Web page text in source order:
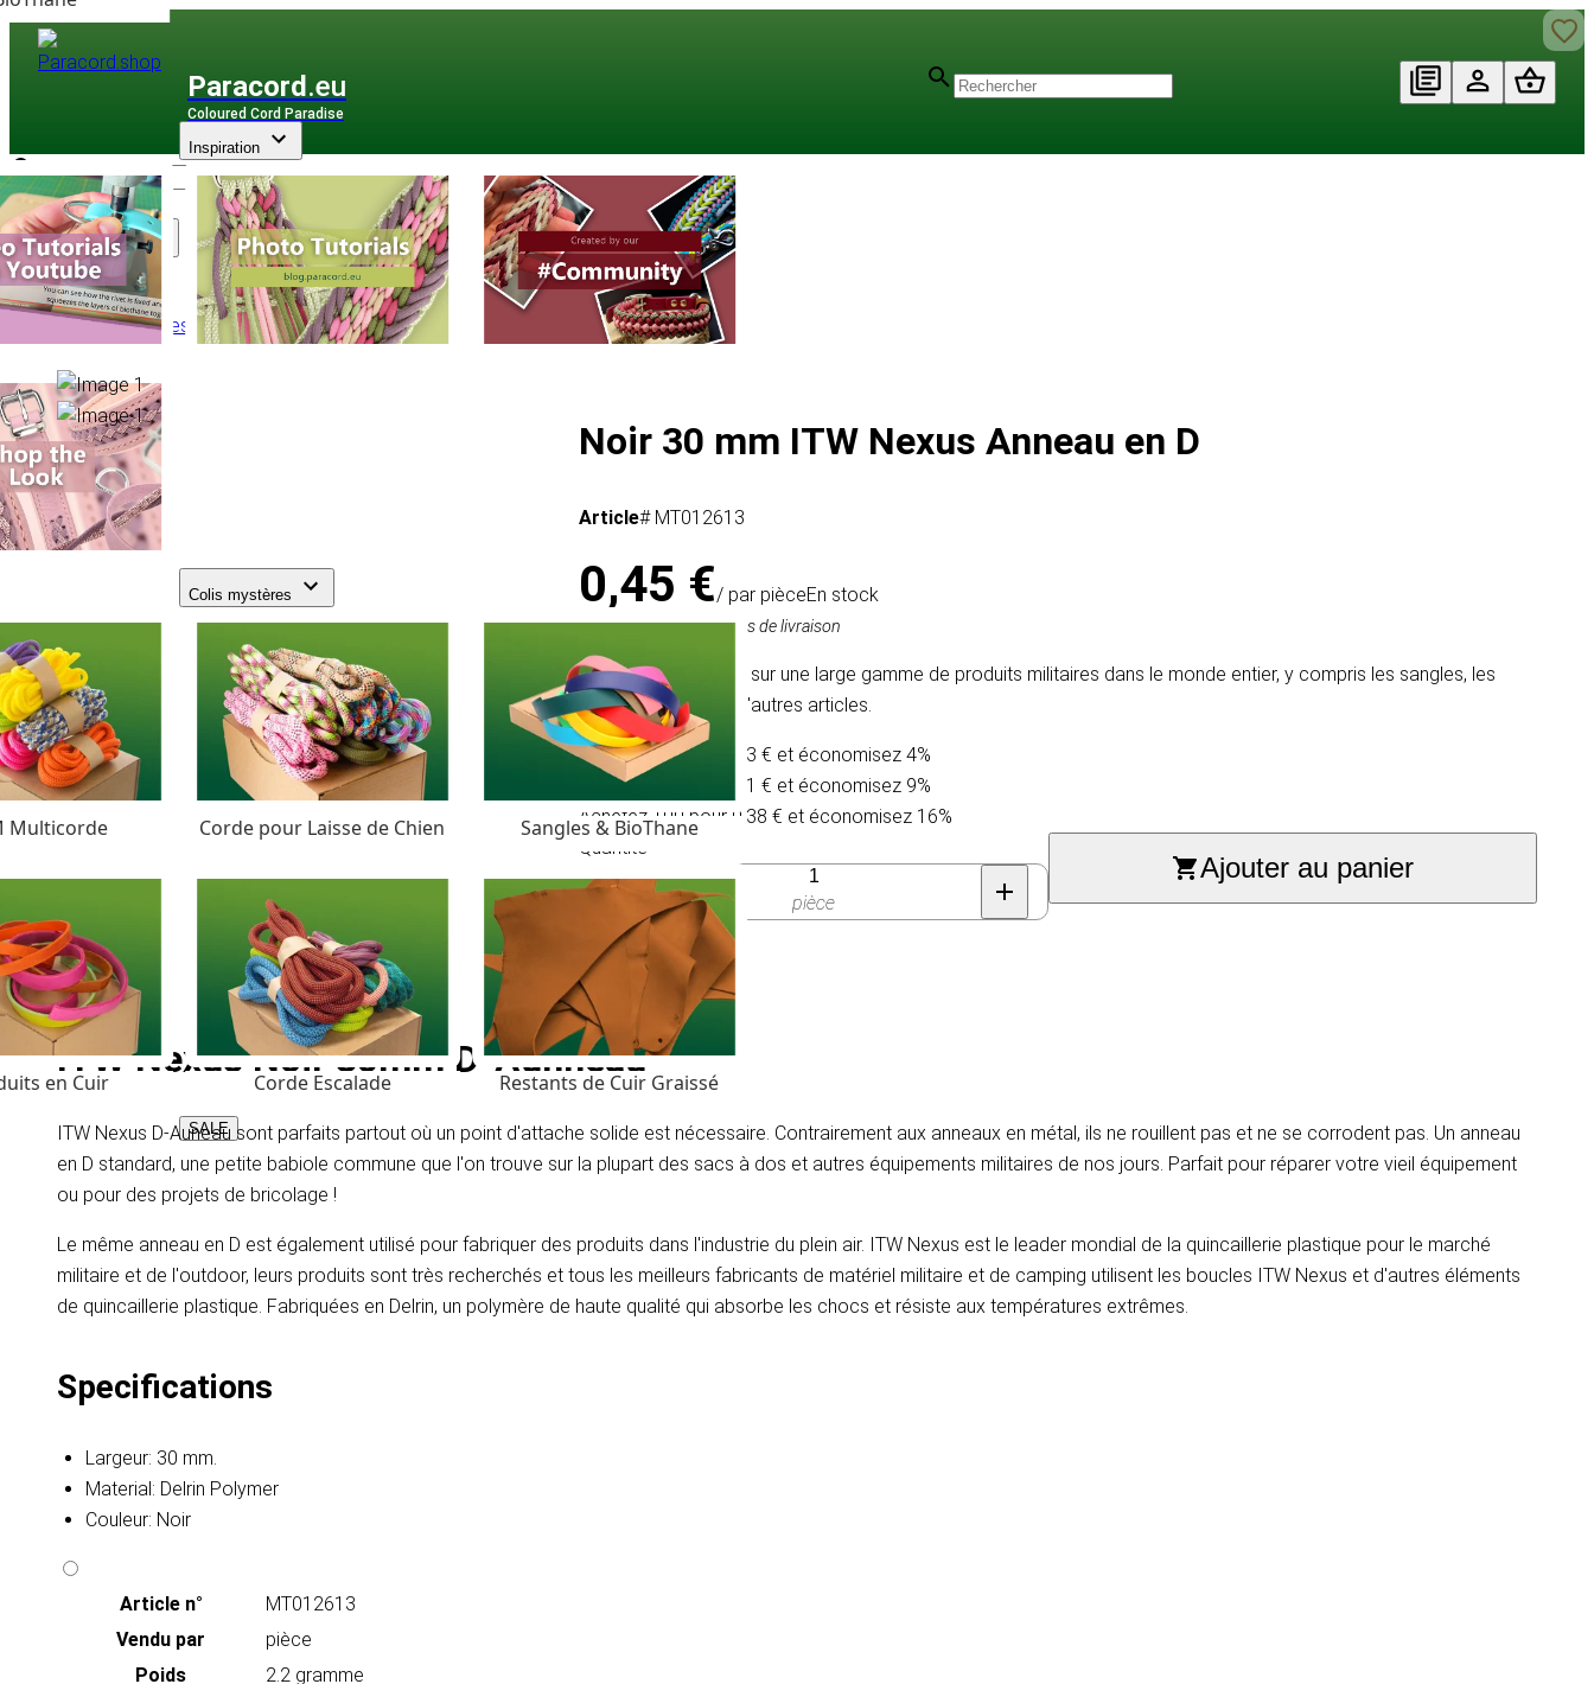
Paracord .eu
Coloured Cord Paradise
Assortiment
Inspiration
Colis mystères
Multicorde Corde pour Laisse de Chien Sangles & BioThane
en Cuir Corde Escalade Restants de Cuir Graissé
SALE
Accessoires Anneaux/Anneaux en D
Noir 30 mm ITW Nexus Anneau en D
Article# MT012613
0,45 €/ par pièceEn stock
TVA comprise, hors frais de livraison
Ce produit est utilisé sur une large gamme de produits militaires dans le monde entier, y compris les sangles, les
sacs à dos et bien d'autres articles.
Achetez 10 pour 0,43 € et économisez 4%
Achetez 50 pour 0,41 € et économisez 9%
Achetez 100 pour 0,38 € et économisez 16%
Quantité
pièce
Ajouter au panier
ITW Nexus Noir 30mm D-Aunneau
ITW Nexus D-Auneau sont parfaits partout où un point d'attache solide est nécessaire. Contrairement aux anneaux en métal, ils ne rouillent pas et ne se corrodent pas. Un anneau
en D standard, une petite babiole commune que l'on trouve sur la plupart des sacs à dos et autres équipements militaires de nos jours. Parfait pour réparer votre vieil équipement
ou pour des projets de bricolage !
Le même anneau en D est également utilisé pour fabriquer des produits dans l'industrie du plein air. ITW Nexus est le leader mondial de la quincaillerie plastique pour le marché
militaire et de l'outdoor, leurs produits sont très recherchés et tous les meilleurs fabricants de matériel militaire et de camping utilisent les boucles ITW Nexus et d'autres éléments
de quincaillerie plastique. Fabriquées en Delrin, un polymère de haute qualité qui absorbe les chocs et résiste aux températures extrêmes.
Specifications
Largeur: 30 mm.
Material: Delrin Polymer
Couleur: Noir
Article n°
MT012613
Vendu par
pièce
Poids
2.2 gramme